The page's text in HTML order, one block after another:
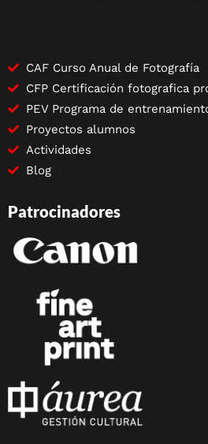
CAF Curso Anual de Fotografía
CFP Certificación fotografica
PEV Programa de
Proyectos alumnos
Actividades
Blog
Patrocinadores